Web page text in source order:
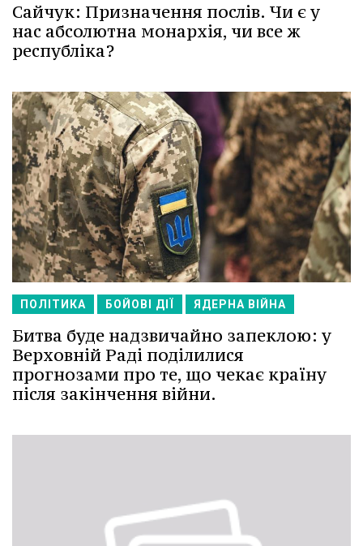
Сайчук: Призначення послів. Чи є у
нас абсолютна монархія, чи все ж
республіка?
ПОЛІТИКА БОЙОВІ ДІЇ ЯДЕРНА ВІЙНА
Битва буде надзвичайно запеклою: у
Верховній Раді поділилися
прогнозами про те, що чекає країну
після закінчення війни.